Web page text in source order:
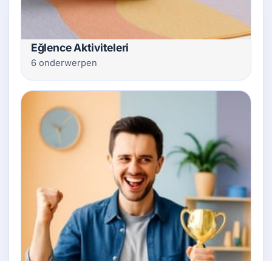
Eğlence Aktiviteleri
6 onderwerpen